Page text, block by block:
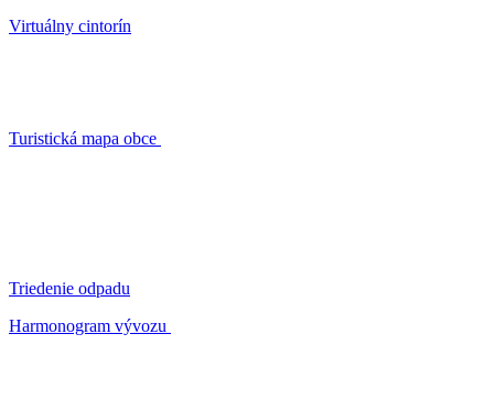
Virtuálny cintorín
Turistická mapa obce
Triedenie odpadu
Harmonogram vývozu